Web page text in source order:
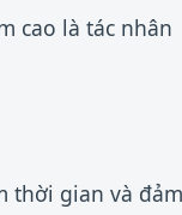
cao là tác nhân
thời gian và